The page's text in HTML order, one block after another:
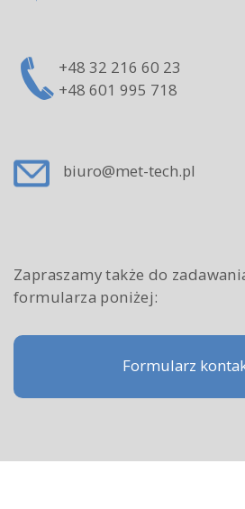
+48 32 216 60 23
+48 601 995 718
biuro@met-tech.pl
Zapraszamy także do
formularza poniżej:
Formularz